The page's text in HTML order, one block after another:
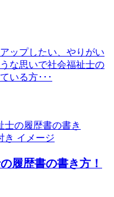
ップしたい、やりがい
な思いで社会福祉士の
いる方･･･
履歴書の書き方！